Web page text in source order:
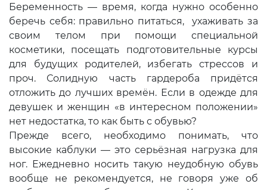
Беременность — время, когда нужно особенно
беречь себя: правильно питаться, ухаживать за
своим телом при помощи специальной
косметики, посещать подготовительные курсы
для будущих родителей, избегать стрессов и
проч. Солидную часть гардероба придётся
отложить до лучших времён. Если в одежде для
девушек и женщин «в интересном положении»
нет недостатка, то как быть с обувью?
Прежде всего, необходимо понимать, что
высокие каблуки — это серьёзная нагрузка для
ног. Ежедневно носить такую неудобную обувь
вообще не рекомендуется, не говоря уже об